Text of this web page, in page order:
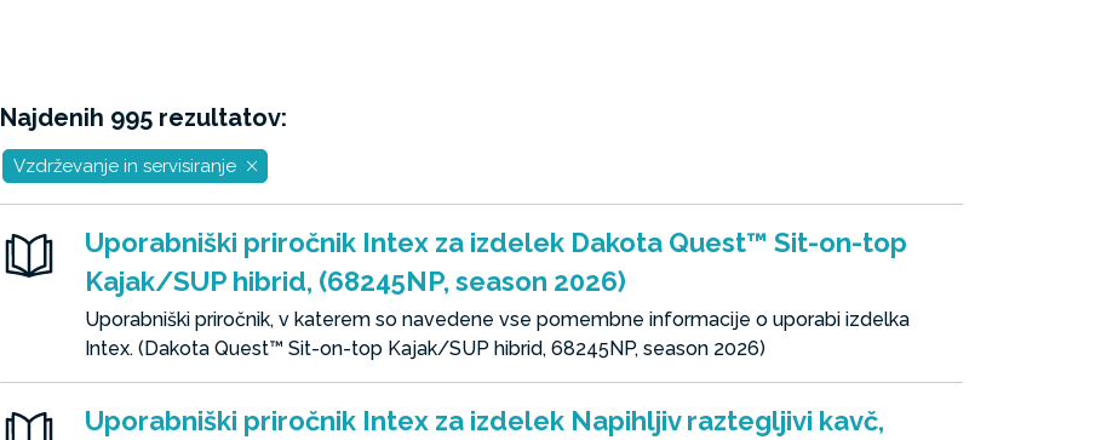
Najdenih 995 rezultatov:
Vzdrževanje in servisiranje
Uporabniški priročnik Intex za izdelek Dakota Quest™ Sit-on-top
Kajak/SUP hibrid, (68245NP, season 2026)
Uporabniški priročnik, v katerem so navedene vse pomembne informacije o uporabi izdelka
Intex. (Dakota Quest™ Sit-on-top Kajak/SUP hibrid, 68245NP, season 2026)
Uporabniški priročnik Intex za izdelek Napihljiv raztegljivi kavč,